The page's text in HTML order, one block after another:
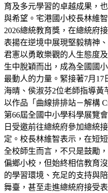
育及多元學習的卓越成果，
與希望。宅港國小校長林維
2026總統教育獎，在總統府
表揚在逆境中展現堅毅精神
君憲以勇敢樂觀的人生態度
生中脫穎而出，成為全國國
最動人的力量。緊接著7月
海晴、侯淑芬2位老師指導黃
以作品「曲線排排站－解構
第66屆全國中小學科學展覽
日受邀前往總統府參加總統
定。校長林維智表示，在短
全校師生而言，不只是鼓勵
偏鄉小校，但始終相信教育
的學習環境、充足的支持與
舞臺，甚至走進總統府接受